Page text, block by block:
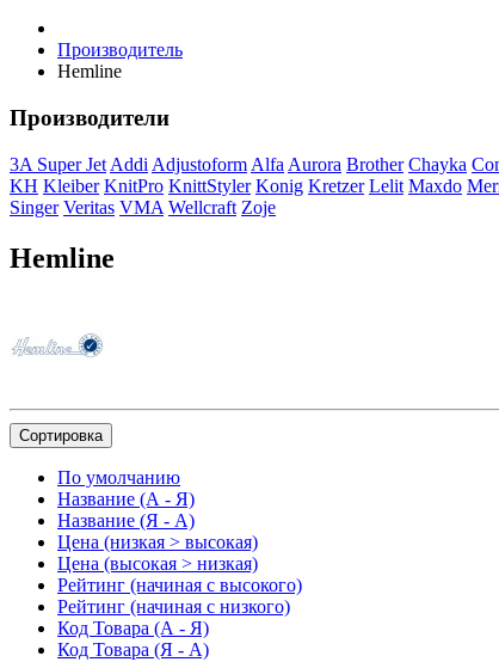
Производитель
Hemline
Производители
3A Super Jet Addi Adjustoform Alfa Aurora Brother Chayka
KH Kleiber KnitPro KnittStyler Konig Kretzer Lelit Maxdo
Singer Veritas VMA Wellcraft Zoje
Hemline
Сортировка
По умолчанию
Название (А - Я)
Название (Я - А)
Цена (низкая > высокая)
Цена (высокая > низкая)
Рейтинг (начиная с высокого)
Рейтинг (начиная с низкого)
Код Товара (А - Я)
Код Товара (Я - А)